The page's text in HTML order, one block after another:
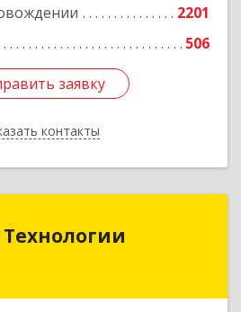
2201
506
заявку
контакты
заявку
Назад
Софт Технологии
область - Кузбасс обл,